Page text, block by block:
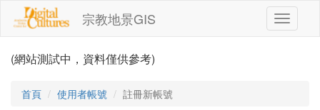
移至主內容
宗教地景GIS
Toggle
(網站測試中，資料僅供參考)
首頁 使用者帳號 註冊新帳號